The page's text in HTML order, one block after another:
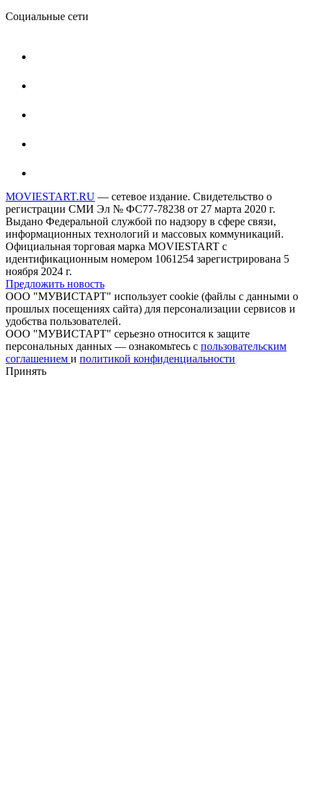
Социальные сети
MOVIESTART.RU — сетевое издание. Свидетельство о
регистрации СМИ Эл № ФС77-78238 от 27 марта 2020 г.
Выдано Федеральной службой по надзору в сфере связи,
информационных технологий и массовых коммуникаций.
Официальная торговая марка MOVIESTART с
идентификационным номером 1061254 зарегистрирована 5
ноября 2024 г.
Предложить новость
ООО "МУВИСТАРТ" использует cookie (файлы с данными о
прошлых посещениях сайта) для персонализации сервисов и
удобства пользователей.
ООО "МУВИСТАРТ" серьезно относится к защите
персональных данных — ознакомьтесь с пользовательским
соглашением и политикой конфиденциальности
Принять